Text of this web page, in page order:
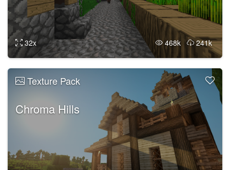
32x 468k 241k
Texture Pack
Chroma Hills